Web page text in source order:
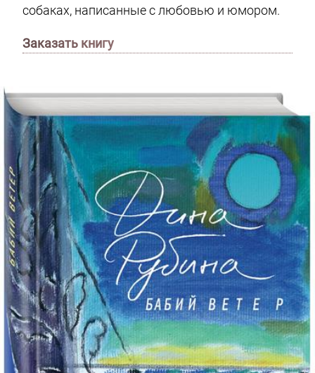
собаках, написанные с любовью и юмором.
Заказать книгу